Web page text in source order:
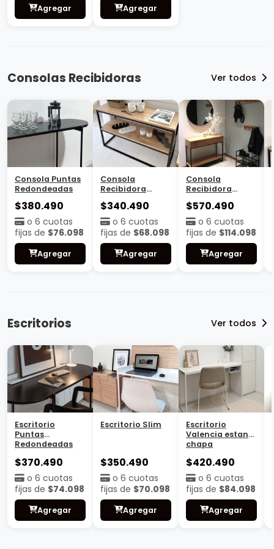
Agregar Agregar
Consolas Recibidoras Ver todos
Consola Puntas
Redondeadas
$380.490
o 6 cuotas
fijas de $76.098
Agregar
Consola
Recibidora
estante
$340.490
o 6 cuotas
fijas de $68.098
Agregar
Consola
Recibidora
Cajonera
$570.490
o 6 cuotas
fijas de $114.098
Agregar
Escritorios Ver todos
Escritorio
Puntas
Redondeadas
$370.490
o 6 cuotas
fijas de $74.098
Agregar
Escritorio Slim
$350.490
o 6 cuotas
fijas de $70.098
Agregar
Escritorio
Valencia estante
chapa
$420.490
o 6 cuotas
fijas de $84.098
Agregar